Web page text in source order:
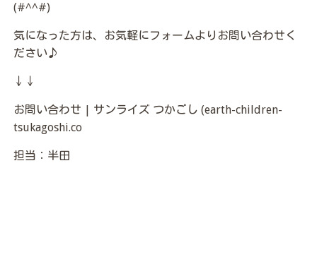
(#^^#)
気になった方は、お気軽にフォームよりお問い合わせく
ださい♪
↓↓
お問い合わせ | サンライズ つかごし (earth-children-
tsukagoshi.co
担当：半田